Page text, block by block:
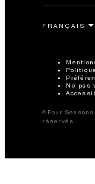
Ne pas
©Four
réservés.